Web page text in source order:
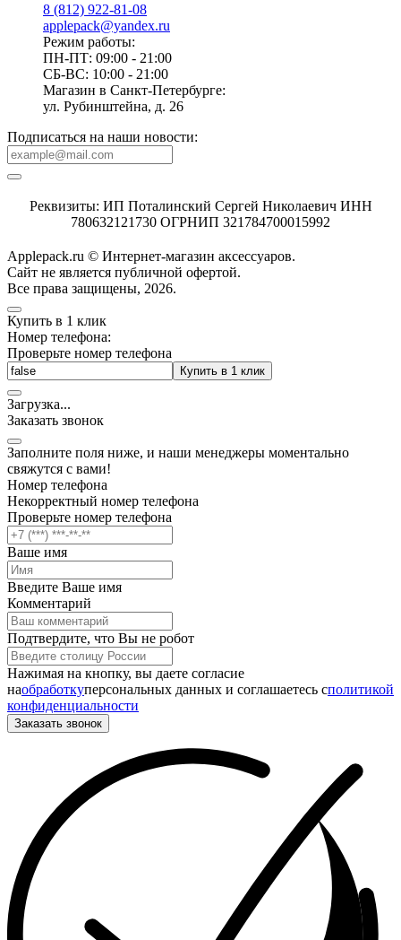
8 (812) 922-81-08
applepack@yandex.ru
Режим работы:
ПН-ПТ: 09:00 - 21:00
СБ-ВС: 10:00 - 21:00
Магазин в Санкт-Петербурге:
ул. Рубинштейна, д. 26
Подписаться на наши новости:
Реквизиты: ИП Поталинский Сергей Николаевич ИНН
780632121730 ОГРНИП 321784700015992
Applepack.ru © Интернет-магазин аксессуаров.
Cайт не является публичной офертой.
Все права защищены, 2026.
Купить в 1 клик
Номер телефона:
Проверьте номер телефона
Купить в 1 клик
Загрузка...
Заказать звонок
Заполните поля ниже, и наши менеджеры моментально
свяжутся с вами!
Номер телефона
Некорректный номер телефона
Проверьте номер телефона
Ваше имя
Введите Ваше имя
Комментарий
Подтвердите, что Вы не робот
Нажимая на кнопку, вы даете согласие
наобработкуперсональных данных и соглашаетесь cполитикой
конфиденциальности
Заказать звонок